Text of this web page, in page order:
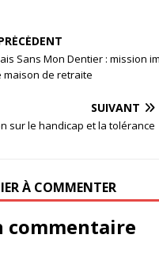
Sans Mon Dentier : mission
maison de retraite
SUIVANT
sur le handicap et la tolérance
À COMMENTER
commentaire